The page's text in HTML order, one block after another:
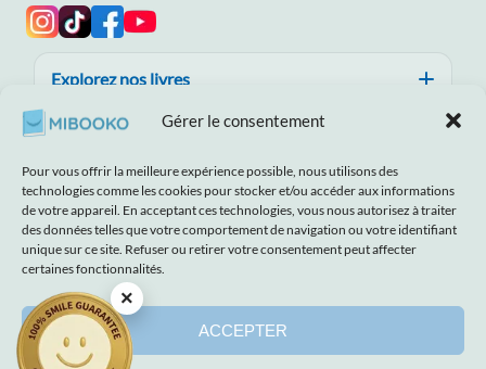
Gérer le consentement
Pour vous offrir la meilleure expérience possible, nous utilisons des
technologies comme les cookies pour stocker et/ou accéder aux informations
de votre appareil. En acceptant ces technologies, vous nous autorisez à traiter
des données telles que votre comportement de navigation ou votre identifiant
unique sur ce site. Refuser ou retirer votre consentement peut affecter
certaines fonctionnalités.
ACCEPTER
Explorez nos livres
Aide, confiance et qualité
À propos de MIBOOKO
Avis de non‑responsabilitéImprimerTermes et conditions
Politique de confidentialitéDéclaration de confidentialité
© 2026 MIBOOKO | Tous droits réservés.
×